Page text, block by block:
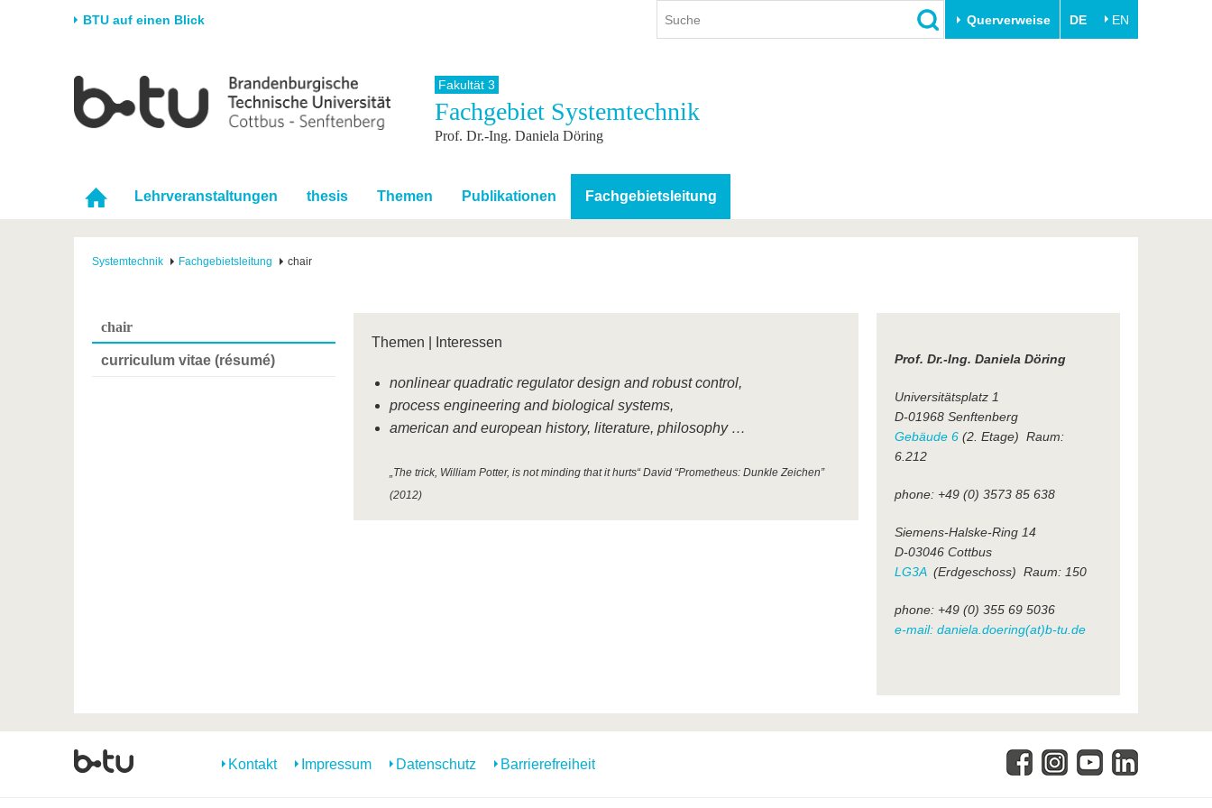
BTU auf einen Blick Querverweise DE EN
Universität
Karriere & Engagement
Partnerschaften &
Strukturwandel
Forschung
Förderung
Wissenschaftlicher
Nachwuchs
Studium
Studienangebot
Im Studium
Nach dem Studium
International
Internationales Profil
Mit der BTU ins Ausland
Für internationale
Studierende
Weiterbildung
Innovative Transferprojekte
BTU & Region erleben
Fakultät 3
Fachgebiet Systemtechnik
Prof. Dr.-Ing. Daniela Döring
Lehrveranstaltungen thesis Themen Publikationen Fachgebietsleitung
Systemtechnik Fachgebietsleitung chair
chair
curriculum vitae (résumé)
Themen | Interessen
nonlinear quadratic regulator design and robust control,
process engineering and biological systems,
american and european history, literature, philosophy …
„The trick, William Potter, is not minding that it hurts“ David “Prometheus: Dunkle Zeichen”
(2012)
Prof. Dr.-Ing. Daniela Döring
Universitätsplatz 1
D-01968 Senftenberg
Gebäude 6(2. Etage) Raum:
6.212
phone: +49 (0) 3573 85 638
Siemens-Halske-Ring 14
D-03046 Cottbus
LG3A(Erdgeschoss) Raum: 150
phone: +49 (0) 355 69 5036
e-mail: daniela.doering(at)b-tu.de
Kontakt Impressum Datenschutz Barrierefreiheit